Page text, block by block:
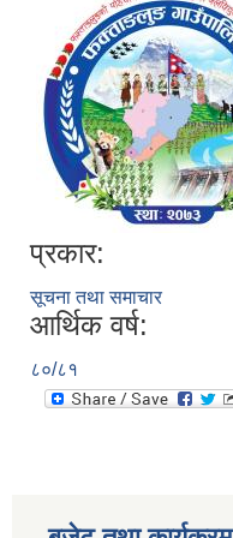
प्रकार:
सूचना तथा समाचार
आर्थिक वर्ष:
८०/८१